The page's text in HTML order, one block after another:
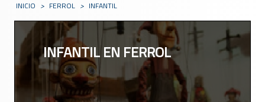
INICIO > FERROL > INFANTIL
INFANTIL EN FERROL